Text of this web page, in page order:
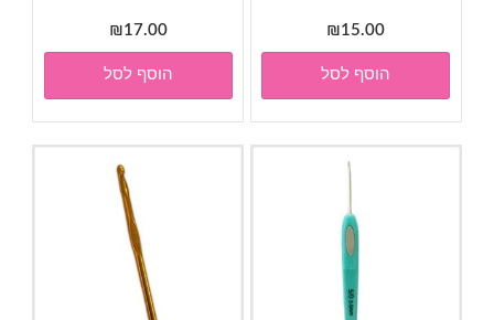
₪15.00
הוסף לסל
₪17.00
הוסף לסל